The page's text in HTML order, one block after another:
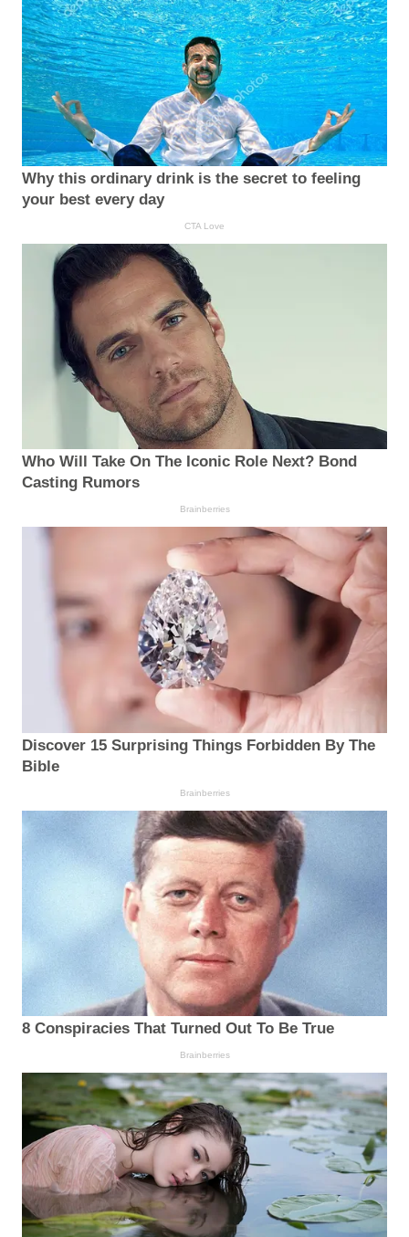
Why this ordinary drink is the secret to feeling
your best every day
CTA Love
Who Will Take On The Iconic Role Next? Bond
Casting Rumors
Brainberries
Discover 15 Surprising Things Forbidden By The
Bible
Brainberries
8 Conspiracies That Turned Out To Be True
Brainberries